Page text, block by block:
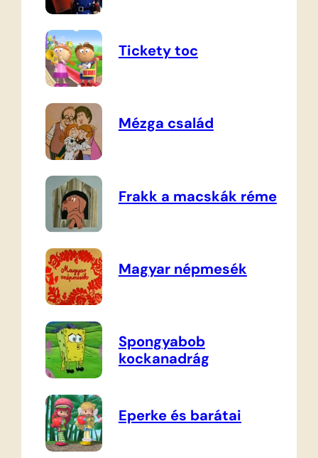
Tickety toc
Mézga család
Frakk a macskák réme
Magyar népmesék
Spongyabob
kockanadrág
Eperke és barátai